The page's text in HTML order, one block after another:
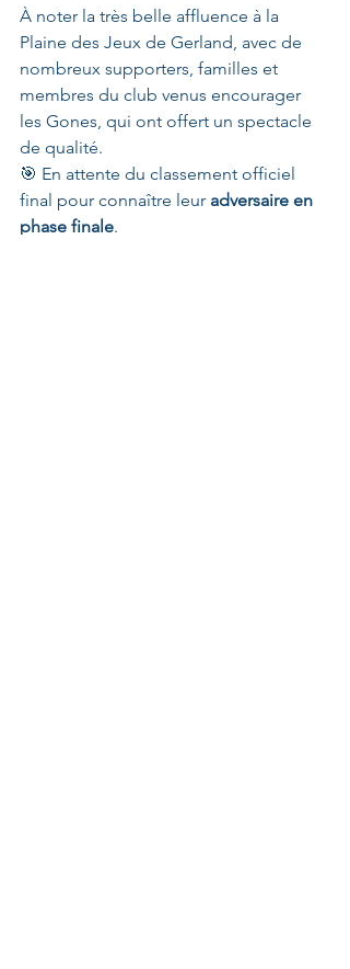
À noter la très belle affluence à la
Plaine des Jeux de Gerland, avec de
nombreux supporters, familles et
membres du club venus encourager
les Gones, qui ont offert un spectacle
de qualité.
🎯 En attente du classement officiel
final pour connaître leur adversaire en
phase finale.